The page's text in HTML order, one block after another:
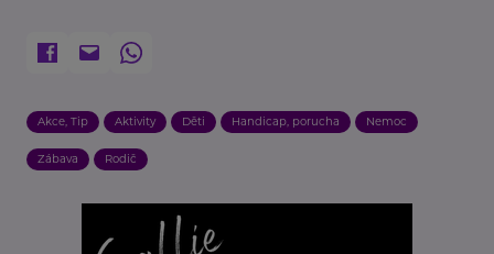
Akce, Tip Aktivity Děti Handicap, porucha Nemoc
Zábava Rodič